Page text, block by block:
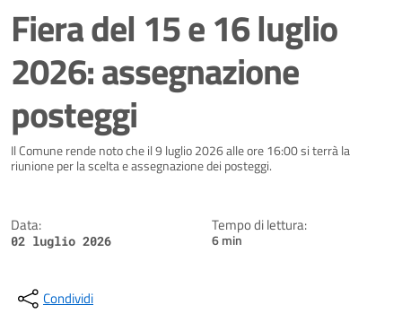
Fiera del 15 e 16 luglio
2026: assegnazione
posteggi
Dettagli della notizia
Il Comune rende noto che il 9 luglio 2026 alle ore 16:00 si terrà la
riunione per la scelta e assegnazione dei posteggi.
Data:
02 luglio 2026
Tempo di lettura:
6 min
Condividi